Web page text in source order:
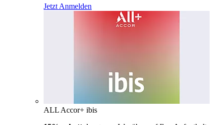
Jetzt Anmelden
ALL Accor+ ibis